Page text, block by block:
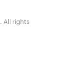
All rights